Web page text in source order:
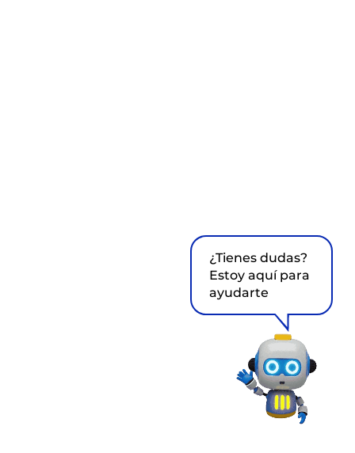
¿Tienes dudas?
Estoy aquí para
ayudarte